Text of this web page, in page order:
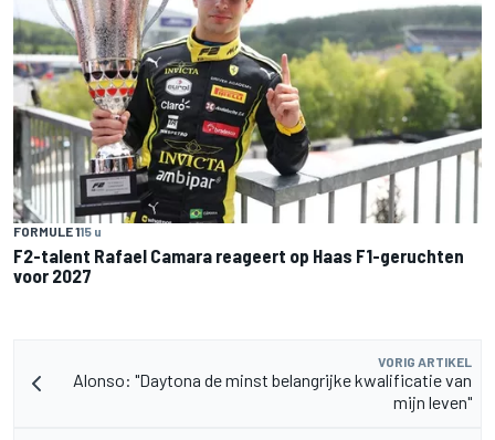
FORMULE 115 u
F2-talent Rafael Camara reageert op Haas F1-geruchten
voor 2027
VORIG ARTIKEL
Alonso: "Daytona de minst belangrijke kwalificatie van
mijn leven"